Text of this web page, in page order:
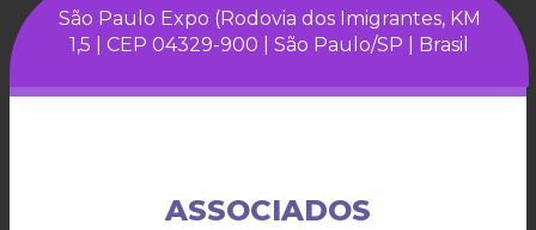
São Paulo Expo (Rodovia dos Imigrantes, KM
1,5 | CEP 04329-900 | São Paulo/SP | Brasil
ASSOCIADOS